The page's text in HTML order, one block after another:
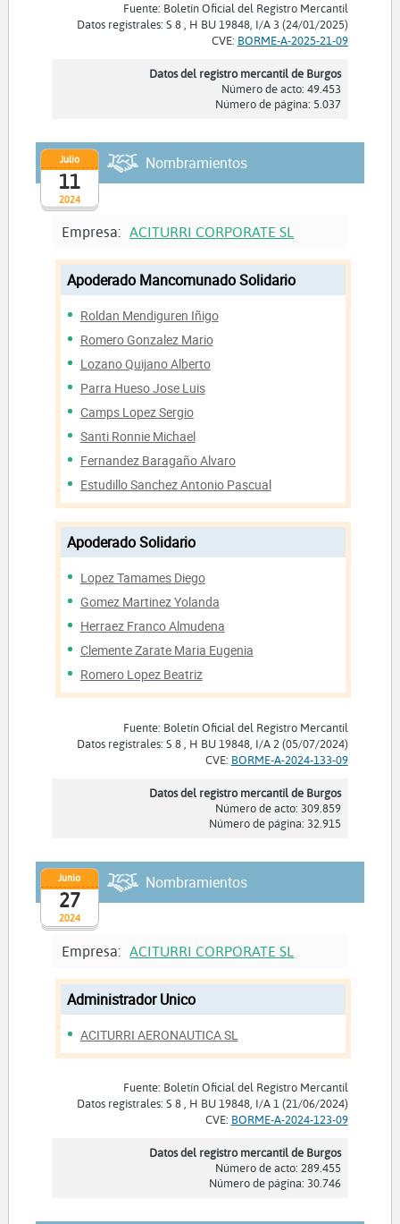
Fuente: Boletín Oficial del Registro Mercantil
Datos registrales: S 8 , H BU 19848, I/A 3 (24/01/2025)
CVE: BORME-A-2025-21-09
Datos del registro mercantil de Burgos
Número de acto: 49.453
Número de página: 5.037
2024
Julio
11
Nombramientos
Empresa: ACITURRI CORPORATE SL
Apoderado Mancomunado Solidario
Roldan Mendiguren Iñigo
Romero Gonzalez Mario
Lozano Quijano Alberto
Parra Hueso Jose Luis
Camps Lopez Sergio
Santi Ronnie Michael
Fernandez Baragaño Alvaro
Estudillo Sanchez Antonio Pascual
Apoderado Solidario
Lopez Tamames Diego
Gomez Martinez Yolanda
Herraez Franco Almudena
Clemente Zarate Maria Eugenia
Romero Lopez Beatriz
Fuente: Boletín Oficial del Registro Mercantil
Datos registrales: S 8 , H BU 19848, I/A 2 (05/07/2024)
CVE: BORME-A-2024-133-09
Datos del registro mercantil de Burgos
Número de acto: 309.859
Número de página: 32.915
2024
Junio
27
Nombramientos
Empresa: ACITURRI CORPORATE SL
Administrador Unico
ACITURRI AERONAUTICA SL
Fuente: Boletín Oficial del Registro Mercantil
Datos registrales: S 8 , H BU 19848, I/A 1 (21/06/2024)
CVE: BORME-A-2024-123-09
Datos del registro mercantil de Burgos
Número de acto: 289.455
Número de página: 30.746